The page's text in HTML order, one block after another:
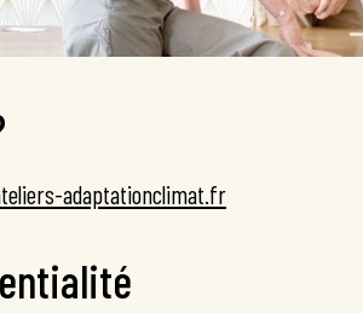
adaptationclimat.fr